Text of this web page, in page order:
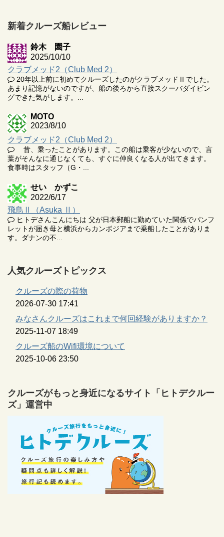
新着クルーズ船レビュー
鈴木 園子
2025/10/10
クラブメッド2（Club Med 2）
20年以上前に初めてクルーズしたのがクラブメッドⅡでした。
あまり記憶がないのですが、船の後ろから直接スクーバダイビン
グできた気がします。...
MOTO
2023/8/10
クラブメッド2（Club Med 2）
昔、乗ったことがあります。この船は乗客が少ないので、言
葉がそんなに通じなくても、すぐに仲良くなる人が出てきます。
食事時はスタッフ（G・...
せい かずこ
2022/6/17
飛鳥Ⅱ（Asuka Ⅱ）
ヒトデさんこんにちは 父が日本郵船に勤めていた関係でパンフ
レットが届き母と横浜からカンボジアまで乗船したことがありま
す。ダナンの不...
人気クルーズトピックス
クルーズの際の荷物
2026-07-30 17:41
みなさんクルーズはこれまで何回経験がありますか？
2025-11-07 18:49
クルーズ船のWifi環境について
2025-10-06 23:50
クルーズがもっと身近になるサイト「ヒトデクルー
ズ」運営中